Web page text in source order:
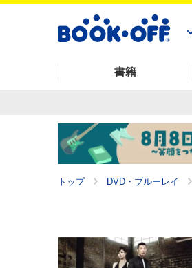
書籍
トップ DVD・ブルーレイ